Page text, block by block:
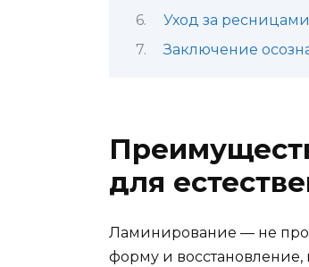
Уход за
Заключение
для
Ламинирование — не
форму и